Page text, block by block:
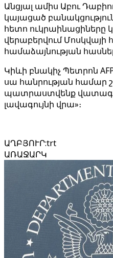
Անցյալ ամիս Աբու
կայացած
հետո ուկրաինացիները
վերաբերվում Մոսկվայի
համաձայնության
Կիևի բնակիչ Պետրոն
սա հանրության համար
պատրաստվենք
լավագույնի վրա»։
ԱՂԲՅՈՒՐ:trt
ԱՌԱՋԱՐԿ